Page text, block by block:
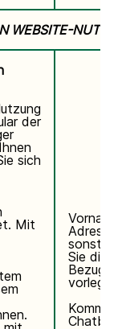
WEBSITE-
der
sich
Mit
Adresse,
Sie
Bezug
vorlegen.
Chatbot.